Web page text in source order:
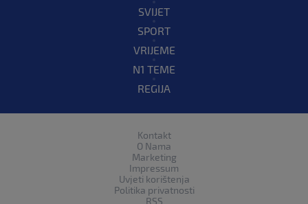
SVIJET
SPORT
VRIJEME
N1 TEME
REGIJA
Kontakt
O Nama
Marketing
Impressum
Uvjeti korištenja
Politika privatnosti
RSS